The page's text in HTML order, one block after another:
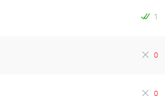
1
0
0